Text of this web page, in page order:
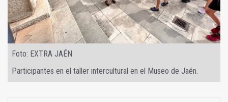
Foto: EXTRA JAÉN
Participantes en el taller intercultural en el Museo de Jaén.